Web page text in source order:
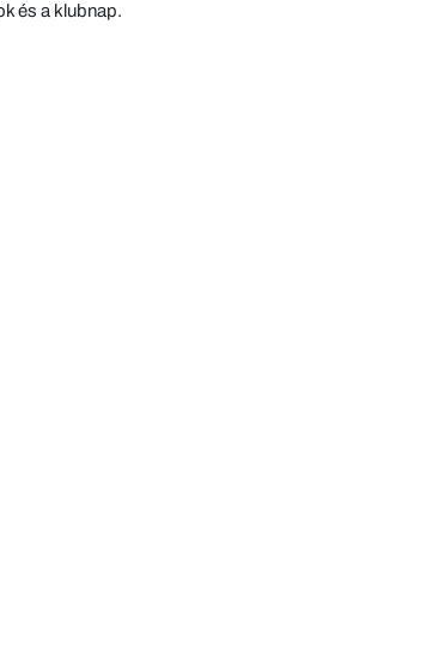
és a klubnap.